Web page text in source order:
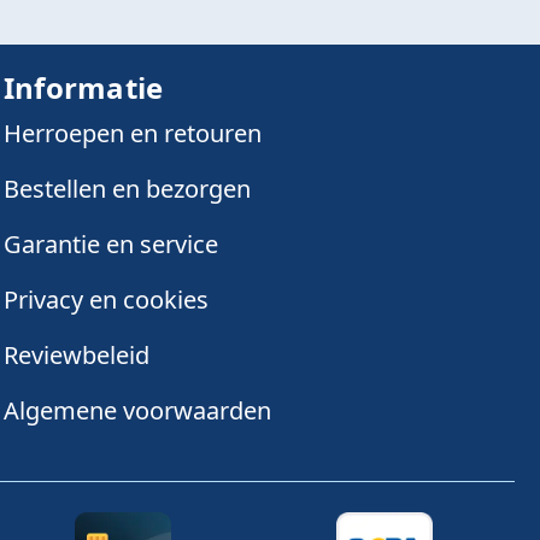
Informatie
Herroepen en retouren
Bestellen en bezorgen
Garantie en service
Privacy en cookies
Reviewbeleid
Algemene voorwaarden